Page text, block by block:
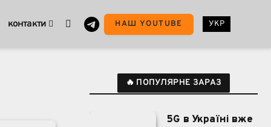
контакти НАШ YOUTUBE УКР
🔥 ПОПУЛЯРНЕ ЗАРАЗ
5G в Україні вже